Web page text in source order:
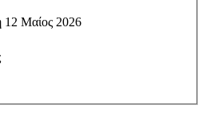
12 Μαίος 2026